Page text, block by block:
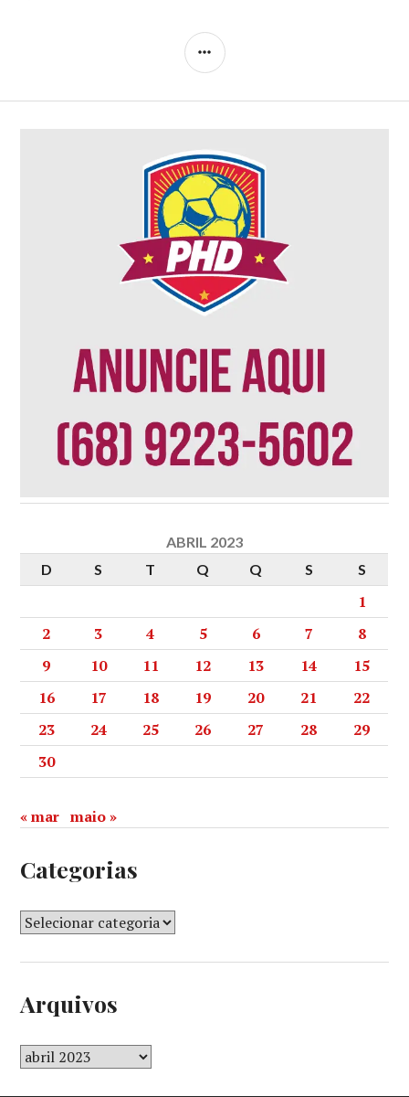
ABRIL 2023
D
S T Q Q S S
1
2
3 4 5 6 7
8
9
10 11 12 13 14
15
16
17 18 19 20 21
22
23
24 25 26 27 28
29
30
« mar maio »
Categorias
Arquivos